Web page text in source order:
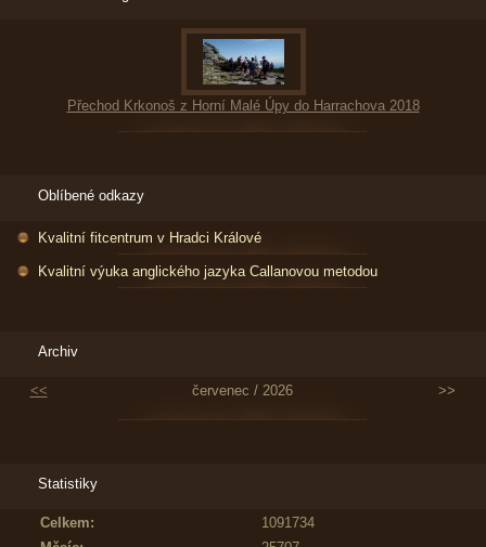
Přechod Krkonoš z Horní Malé Úpy do Harrachova 2018
Oblíbené odkazy
Kvalitní fitcentrum v Hradci Králové
Kvalitní výuka anglického jazyka Callanovou metodou
Archiv
<< červenec / 2026 >>
Statistiky
Celkem:
1091734